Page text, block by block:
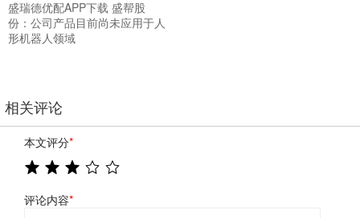
盛瑞德优配APP下载 盛帮股
份：公司产品目前尚未应用于人
形机器人领域
相关评论
本文评分*
评论内容*